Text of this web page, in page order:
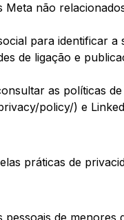
não
para identificar
de ligação e
as políticas
policy/) e
práticas de
de menores